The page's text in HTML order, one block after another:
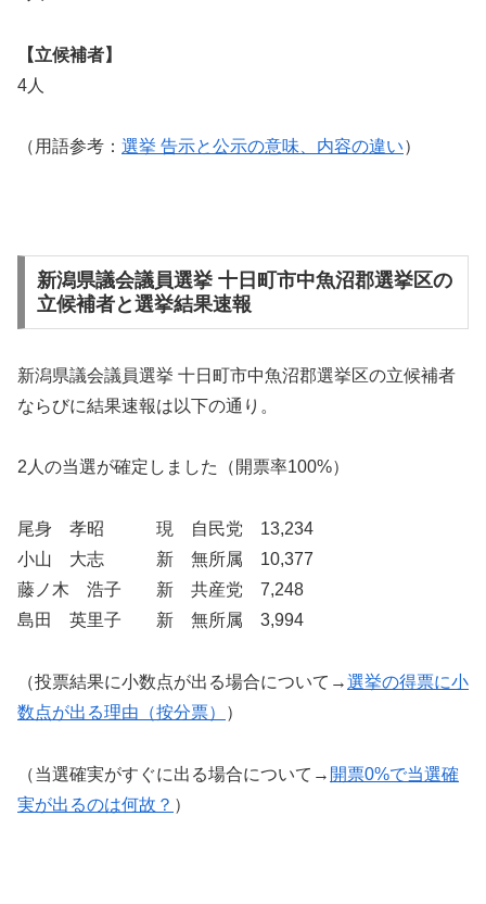
【立候補者】
4人
（用語参考： 選挙 告示と公示の意味、内容の違い）
新潟県議会議員選挙 十日町市中魚沼郡選挙区の
立候補者と選挙結果速報
新潟県議会議員選挙 十日町市中魚沼郡選挙区の立候補者
ならびに結果速報は以下の通り。
2人の当選が確定しました（開票率100%）
尾身 孝昭 現 自民党 13,234
小山 大志 新 無所属 10,377
藤ノ木 浩子 新 共産党 7,248
島田 英里子 新 無所属 3,994
（投票結果に小数点が出る場合について→選挙の得票に小
数点が出る理由（按分票）
）
（当選確実がすぐに出る場合について→ 開票0%で当選確
実が出るのは何故？ ）